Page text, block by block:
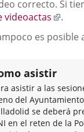
correcto. Si
videoactas
Enlace
una
.
es posible
asistir
asistir a las
del
se deberá
en el reten de la